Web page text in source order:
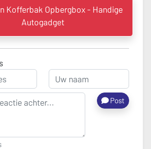
Kofferbak Opbergbox - Handige
Autogadget
Post